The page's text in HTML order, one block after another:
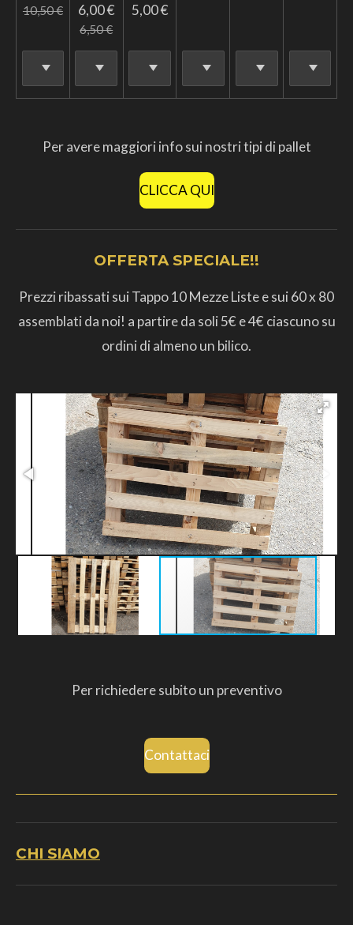
10,50 € 6,00 €
6,50 €
5,00 €
Per avere maggiori info sui nostri tipi di pallet
CLICCA QUI
OFFERTA SPECIALE!!
Prezzi ribassati sui Tappo 10 Mezze Liste e sui 60 x 80
assemblati da noi! a partire da soli 5€ e 4€ ciascuno su
ordini di almeno un bilico.
Per richiedere subito un preventivo
Contattaci
CHI SIAMO